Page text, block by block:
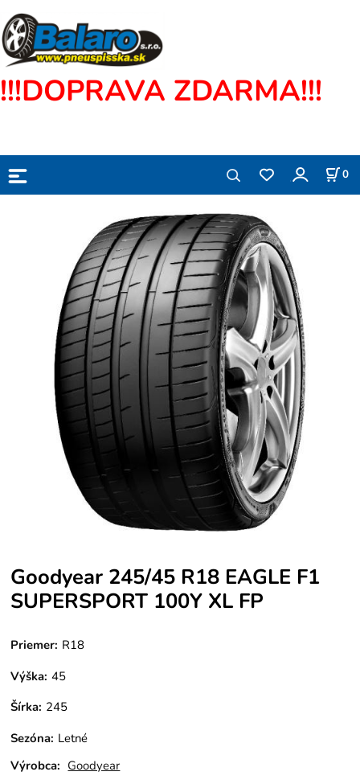
!!!DOPRAVA ZDARMA!!!
0
Goodyear 245/45 R18 EAGLE F1
SUPERSPORT 100Y XL FP
Priemer: R18
Výška: 45
Šírka: 245
Sezóna: Letné
Výrobca: Goodyear